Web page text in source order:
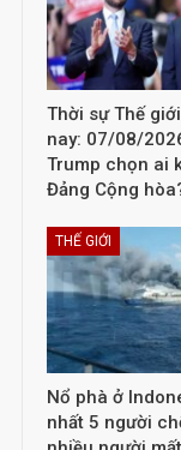
Thời sự Thế
nay: 07/08/
Trump chọn ai
Đảng Cộng
THẾ GIỚI
Nổ phà ở
nhất 5 người